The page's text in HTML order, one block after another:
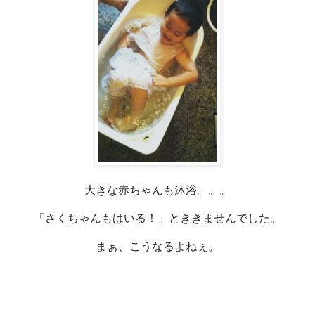
大きな赤ちゃんも沐浴。。。
「さくちゃんもはいる！」とききませんでした。
まぁ、こうなるよねぇ。